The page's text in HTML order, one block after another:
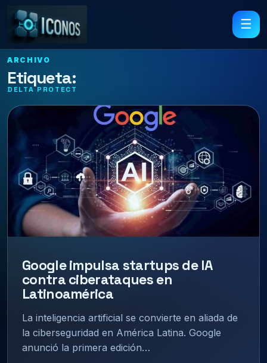
☰
ARCHIVO
Etiqueta:
DELTA PROTECT
Google impulsa startups de IA
contra ciberataques en
Latinoamérica
La inteligencia artificial se convierte en aliada de
la ciberseguridad en América Latina. Google
anunció la primera edición…